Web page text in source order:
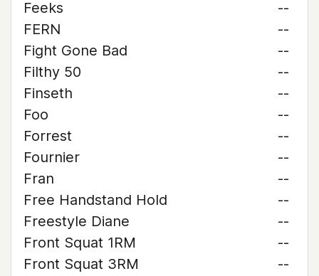
Feeks
--
FERN
--
Fight Gone Bad
--
Filthy 50
--
Finseth
--
Foo
--
Forrest
--
Fournier
--
Fran
--
Free Handstand Hold
--
Freestyle Diane
--
Front Squat 1RM
--
Front Squat 3RM
--